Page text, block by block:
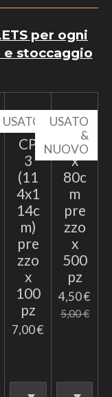
per ogni
stoccaggio
USATO
CP
3
(11
4x1
14c
m)
pre
zzo
x
100
pz
7,00 €
USATO
&
NUOVO
60
x
80c
m
pre
zzo
x
500
pz
4,50 €
5,00 €